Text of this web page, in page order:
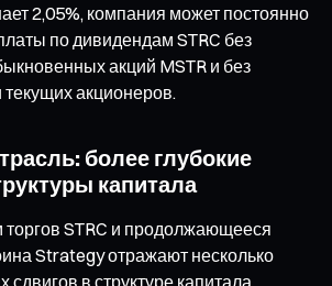
2,05%, компания может постоянно
по дивидендам STRC без
акций MSTR и без
акционеров.
более глубокие
капитала
STRC и продолжающееся
Strategy отражают несколько
в структуре капитала